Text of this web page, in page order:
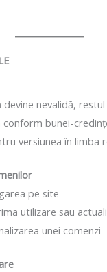
devine nevalidă,
bunei-
versiunea în limba
pe site
utilizare sau
unei comenzi